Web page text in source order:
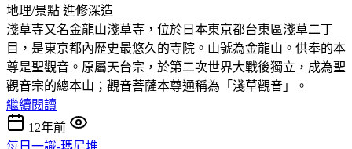
地理/景點 進修深造
淺草寺又名金龍山淺草寺，位於日本東京都台東區淺草二丁
目，是東京都內歴史最悠久的寺院。山號為金龍山。供奉的本
尊是聖觀音。原屬天台宗，於第二次世界大戰後獨立，成為聖
觀音宗的總本山；觀音菩薩本尊通稱為「淺草觀音」。
繼續閱讀
12年前
每日一識-瑪尼堆